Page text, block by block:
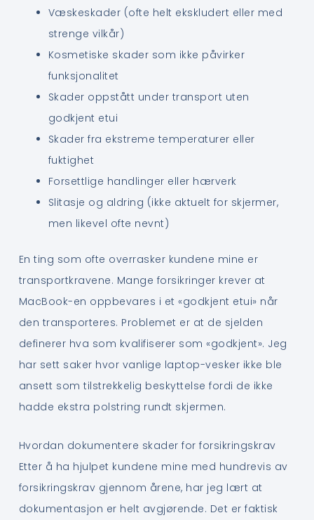
Væskeskader (ofte helt ekskludert eller med
strenge vilkår)
Kosmetiske skader som ikke påvirker
funksjonalitet
Skader oppstått under transport uten
godkjent etui
Skader fra ekstreme temperaturer eller
fuktighet
Forsettlige handlinger eller hærverk
Slitasje og aldring (ikke aktuelt for skjermer,
men likevel ofte nevnt)
En ting som ofte overrasker kundene mine er
transportkravene. Mange forsikringer krever at
MacBook-en oppbevares i et «godkjent etui» når
den transporteres. Problemet er at de sjelden
definerer hva som kvalifiserer som «godkjent». Jeg
har sett saker hvor vanlige laptop-vesker ikke ble
ansett som tilstrekkelig beskyttelse fordi de ikke
hadde ekstra polstring rundt skjermen.
Hvordan dokumentere skader for forsikringskrav
Etter å ha hjulpet kundene mine med hundrevis av
forsikringskrav gjennom årene, har jeg lært at
dokumentasjon er helt avgjørende. Det er faktisk